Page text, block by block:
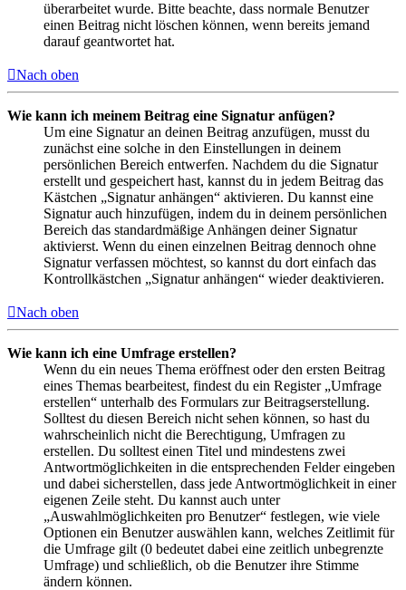
überarbeitet wurde. Bitte beachte, dass normale Benutzer
einen Beitrag nicht löschen können, wenn bereits jemand
darauf geantwortet hat.
Nach oben
Wie kann ich meinem Beitrag eine Signatur anfügen?
Um eine Signatur an deinen Beitrag anzufügen, musst du
zunächst eine solche in den Einstellungen in deinem
persönlichen Bereich entwerfen. Nachdem du die Signatur
erstellt und gespeichert hast, kannst du in jedem Beitrag das
Kästchen „Signatur anhängen“ aktivieren. Du kannst eine
Signatur auch hinzufügen, indem du in deinem persönlichen
Bereich das standardmäßige Anhängen deiner Signatur
aktivierst. Wenn du einen einzelnen Beitrag dennoch ohne
Signatur verfassen möchtest, so kannst du dort einfach das
Kontrollkästchen „Signatur anhängen“ wieder deaktivieren.
Nach oben
Wie kann ich eine Umfrage erstellen?
Wenn du ein neues Thema eröffnest oder den ersten Beitrag
eines Themas bearbeitest, findest du ein Register „Umfrage
erstellen“ unterhalb des Formulars zur Beitragserstellung.
Solltest du diesen Bereich nicht sehen können, so hast du
wahrscheinlich nicht die Berechtigung, Umfragen zu
erstellen. Du solltest einen Titel und mindestens zwei
Antwortmöglichkeiten in die entsprechenden Felder eingeben
und dabei sicherstellen, dass jede Antwortmöglichkeit in einer
eigenen Zeile steht. Du kannst auch unter
„Auswahlmöglichkeiten pro Benutzer“ festlegen, wie viele
Optionen ein Benutzer auswählen kann, welches Zeitlimit für
die Umfrage gilt (0 bedeutet dabei eine zeitlich unbegrenzte
Umfrage) und schließlich, ob die Benutzer ihre Stimme
ändern können.